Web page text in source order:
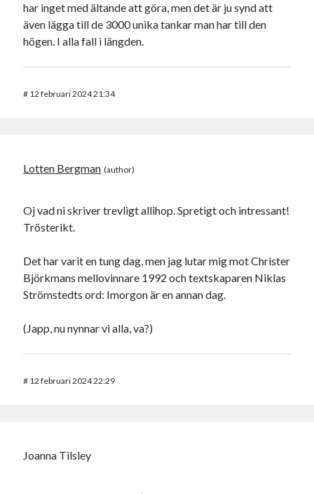
har inget med ältande att göra, men det är ju synd att
även lägga till de 3000 unika tankar man har till den
högen. I alla fall i längden.
# 12 februari 2024 21:34
Lotten Bergman
Oj vad ni skriver trevligt allihop. Spretigt och intressant!
Trösterikt.
Det har varit en tung dag, men jag lutar mig mot Christer
Björkmans mellovinnare 1992 och textskaparen Niklas
Strömstedts ord: Imorgon är en annan dag.
(Japp, nu nynnar vi alla, va?)
# 12 februari 2024 22:29
Joanna Tilsley